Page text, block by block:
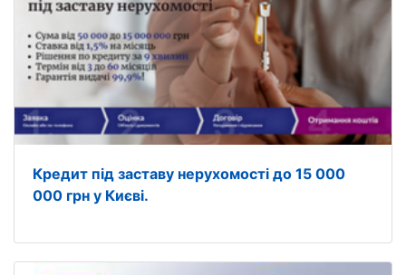
Кредит під заставу нерухомості до 15 000
000 грн у Києві.